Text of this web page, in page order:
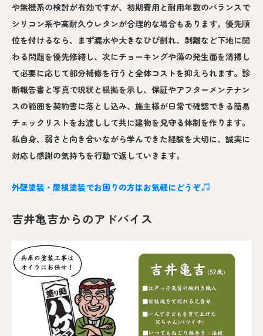
や無機系の検討が有効ですが、初期費用と耐用年数のバランスで
シリコン系や高耐久ウレタンが合理的な場合もあります。優先順
位を付けるなら、まず漏水や大きなひび割れ、剥離など下地に関
わる問題を優先修繕し、次にチョーキングや藻の発生面を清掃し
て必要に応じて部分補修を行うと全体コストを抑えられます。診
断報告書と写真で現状と根拠を示し、保証やアフターメンテナン
スの範囲を契約書に落とし込み、施主様が日常で確認できる簡易
チェックリストをお渡しして共に建物を見守る体制を作ります。
私自身、弱さと向き合いながら学んできた経験を大切に、誠実に
対応し感謝の気持ちを行動で返していきます。
外壁塗装・屋根塗装でお困りの方はお気軽にどうぞ
吉井亀吉からのアドバイス